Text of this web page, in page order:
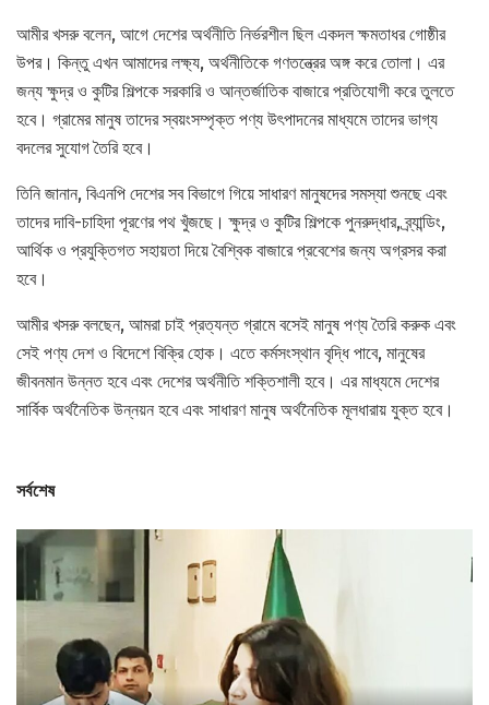
আমীর খসরু বলেন, আগে দেশের অর্থনীতি নির্ভরশীল ছিল একদল ক্ষমতাধর গোষ্ঠীর
উপর। কিন্তু এখন আমাদের লক্ষ্য, অর্থনীতিকে গণতন্ত্রের অঙ্গ করে তোলা। এর
জন্য ক্ষুদ্র ও কুটির শিল্পকে সরকারি ও আন্তর্জাতিক বাজারে প্রতিযোগী করে তুলতে
হবে। গ্রামের মানুষ তাদের স্বয়ংসম্পৃক্ত পণ্য উৎপাদনের মাধ্যমে তাদের ভাগ্য
বদলের সুযোগ তৈরি হবে।
তিনি জানান, বিএনপি দেশের সব বিভাগে গিয়ে সাধারণ মানুষদের সমস্যা শুনছে এবং
তাদের দাবি-চাহিদা পূরণের পথ খুঁজছে। ক্ষুদ্র ও কুটির শিল্পকে পুনরুদ্ধার, ব্র্যান্ডিং,
আর্থিক ও প্রযুক্তিগত সহায়তা দিয়ে বৈশ্বিক বাজারে প্রবেশের জন্য অগ্রসর করা
হবে।
আমীর খসরু বলছেন, আমরা চাই প্রত্যন্ত গ্রামে বসেই মানুষ পণ্য তৈরি করুক এবং
সেই পণ্য দেশ ও বিদেশে বিক্রি হোক। এতে কর্মসংস্থান বৃদ্ধি পাবে, মানুষের
জীবনমান উন্নত হবে এবং দেশের অর্থনীতি শক্তিশালী হবে। এর মাধ্যমে দেশের
সার্বিক অর্থনৈতিক উন্নয়ন হবে এবং সাধারণ মানুষ অর্থনৈতিক মূলধারায় যুক্ত হবে।
সর্বশেষ